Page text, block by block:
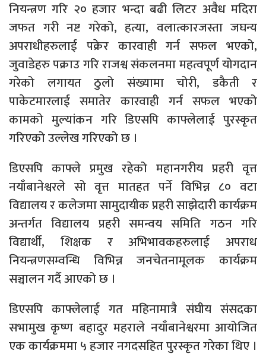
नियन्त्रण गरि २० हजार भन्दा बढी लिटर अवैध मदिरा
जफत गरी नष्ट गरेको, हत्या, वलात्कारजस्ता जघन्य
अपराधीहरुलाई पक्रेर कारवाही गर्न सफल भएको,
जुवाडेहरु पक्राउ गरि राजश्व संकलनमा महत्वपूर्ण योगदान
गरेको लगायत ठुलो संख्यामा चोरी, डकैती र
पाकेटमारलाई समातेर कारवाही गर्न सफल भएको
कामको मुल्यांकन गरि डिएसपि काफ्लेलाई पुरस्कृत
गरिएको उल्लेख गरिएको छ ।
डिएसपि काफ्ले प्रमुख रहेको महानगरीय प्रहरी वृत्त
नयाँबानेश्वरले सो वृत्त मातहत पर्ने विभिन्न ८० वटा
विद्यालय र कलेजमा सामुदायीक प्रहरी साझेदारी कार्यक्रम
अन्तर्गत विद्यालय प्रहरी समन्वय समिति गठन गरि
विद्यार्थी, शिक्षक र अभिभावकहरुलाई अपराध
नियन्त्रणसम्वन्धि विभिन्न जनचेतनामूलक कार्यक्रम
सञ्चालन गर्दै आएको छ ।
डिएसपि काफ्लेलाई गत महिनामात्रै संघीय संसदका
सभामुख कृष्ण बहादुर महराले नयाँबानेश्वरमा आयोजित
एक कार्यक्रममा ५ हजार नगदसहित पुरस्कृत गरेका थिए ।